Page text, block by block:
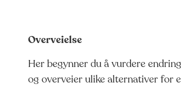
Overveielse
Her begynner du å vurdere
og overveier ulike alternativer for